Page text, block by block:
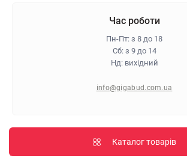
Гарантія та повернення
Політика конфіденційності
Час роботи
Пн-Пт: з 8 до 18
Сб: з 9 до 14
Нд: вихідний
info@gigabud.com.ua
Каталог товарів